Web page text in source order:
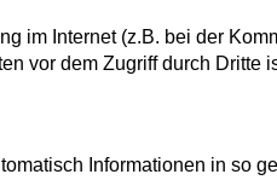
im Internet (z.B. bei der
vor dem Zugriff durch Dritte
Informationen in so